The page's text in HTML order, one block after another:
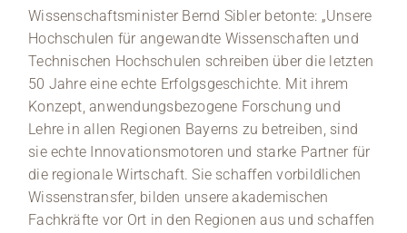
Wissenschaftsminister Bernd Sibler betonte: „Unsere
Hochschulen für angewandte Wissenschaften und
Technischen Hochschulen schreiben über die letzten
50 Jahre eine echte Erfolgsgeschichte. Mit ihrem
Konzept, anwendungsbezogene Forschung und
Lehre in allen Regionen Bayerns zu betreiben, sind
sie echte Innovationsmotoren und starke Partner für
die regionale Wirtschaft. Sie schaffen vorbildlichen
Wissenstransfer, bilden unsere akademischen
Fachkräfte vor Ort in den Regionen aus und schaffen